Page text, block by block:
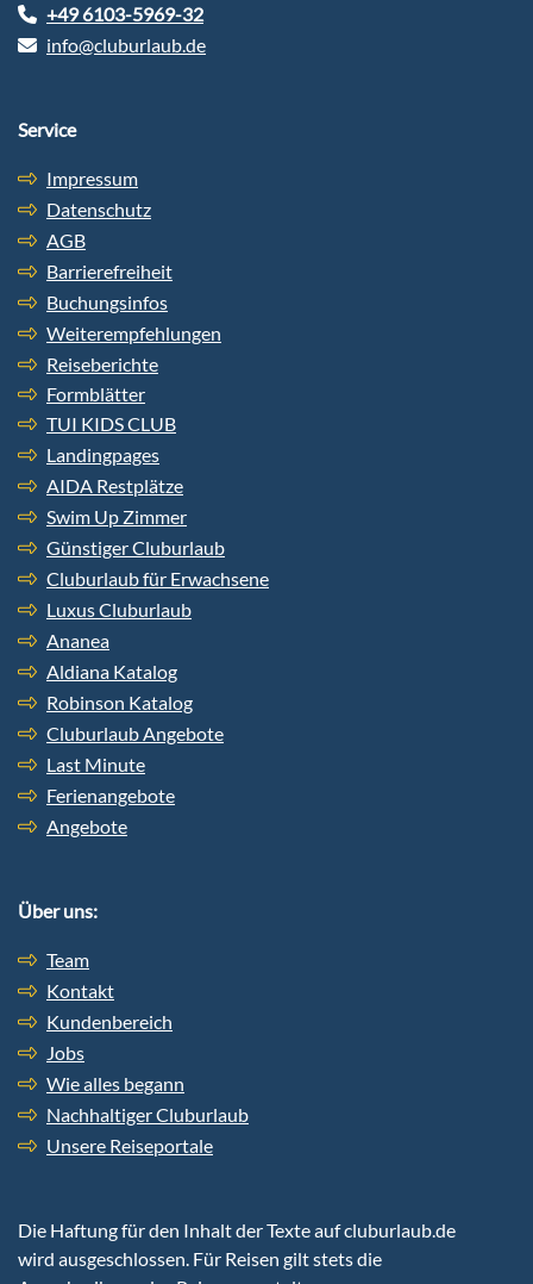
+49 6103-5969-32
info@cluburlaub.de
Service
Impressum
Datenschutz
AGB
Barrierefreiheit
Buchungsinfos
Weiterempfehlungen
Reiseberichte
Formblätter
TUI KIDS CLUB
Landingpages
AIDA Restplätze
Swim Up Zimmer
Günstiger Cluburlaub
Cluburlaub für Erwachsene
Luxus Cluburlaub
Ananea
Aldiana Katalog
Robinson Katalog
Cluburlaub Angebote
Last Minute
Ferienangebote
Angebote
Über uns:
Team
Kontakt
Kundenbereich
Jobs
Wie alles begann
Nachhaltiger Cluburlaub
Unsere Reiseportale
Die Haftung für den Inhalt der Texte auf cluburlaub.de
wird ausgeschlossen. Für Reisen gilt stets die